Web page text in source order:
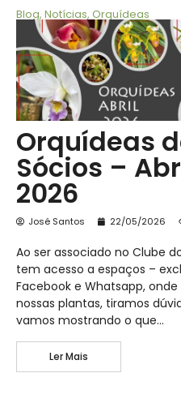
Blog, Notícias, Orquídeas
Orquídeas
Sócios –
2026
José Santos 22/05/2026
Ao ser associado no Clube
tem acesso a espaços –
Facebook e Whatsapp,
nossas plantas, tiramos
vamos mostrando o que…
Ler Mais